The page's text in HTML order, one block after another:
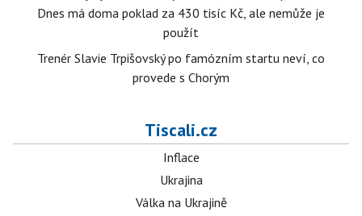
Dnes má doma poklad za 430 tisíc Kč, ale nemůže je
použít
Trenér Slavie Trpišovský po famózním startu neví, co
provede s Chorým
Tiscali.cz
Inflace
Ukrajina
Válka na Ukrajině